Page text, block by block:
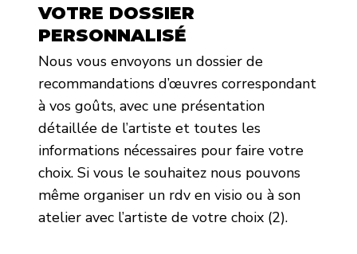
VOTRE DOSSIER
PERSONNALISÉ
Nous vous envoyons un dossier de
recommandations d’œuvres correspondant
à vos goûts, avec une présentation
détaillée de l’artiste et toutes les
informations nécessaires pour faire votre
choix. Si vous le souhaitez nous pouvons
même organiser un rdv en visio ou à son
atelier avec l’artiste de votre choix (2).